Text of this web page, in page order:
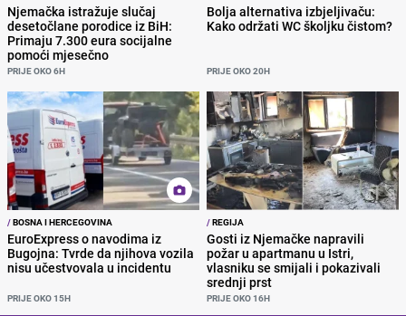
Njemačka istražuje slučaj
desetočlane porodice iz BiH:
Primaju 7.300 eura socijalne
pomoći mjesečno
PRIJE OKO 6H
Bolja alternativa izbjeljivaču:
Kako održati WC školjku čistom?
PRIJE OKO 20H
/BOSNA I HERCEGOVINA
EuroExpress o navodima iz
Bugojna: Tvrde da njihova vozila
nisu učestvovala u incidentu
PRIJE OKO 15H
/REGIJA
Gosti iz Njemačke napravili
požar u apartmanu u Istri,
vlasniku se smijali i pokazivali
srednji prst
PRIJE OKO 16H